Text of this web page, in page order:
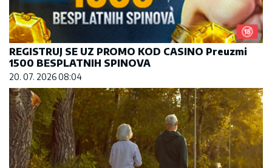
REGISTRUJ SE UZ PROMO KOD CASINO Preuzmi
1500 BESPLATNIH SPINOVA
20. 07. 2026 08:04